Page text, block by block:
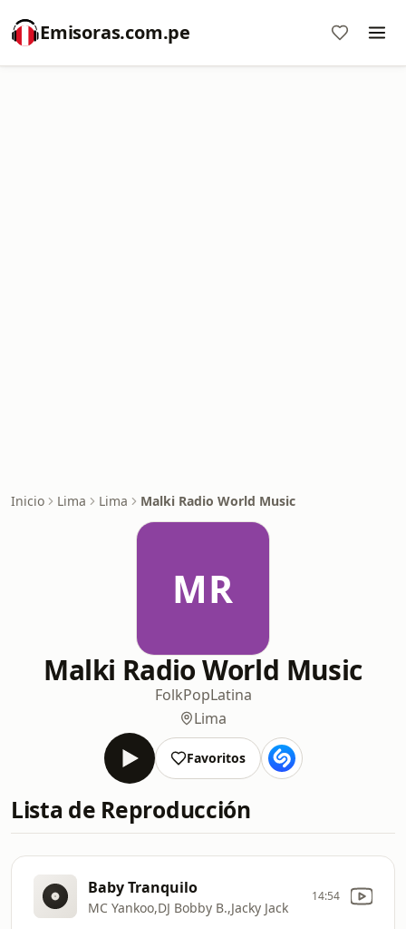
Emisoras.com.pe
Inicio Lima Lima Malki Radio World Music
MR
Malki Radio World Music
FolkPopLatina
Lima
Favoritos
Lista de Reproducción
Baby Tranquilo
MC Yankoo,DJ Bobby B.,Jacky Jack
14:54